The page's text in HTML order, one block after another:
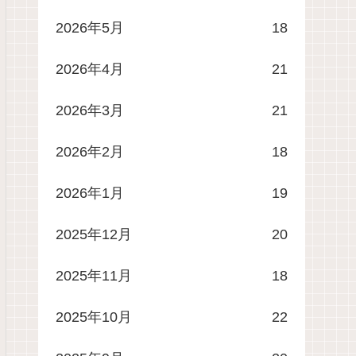
2026年5月 18
2026年4月 21
2026年3月 21
2026年2月 18
2026年1月 19
2025年12月 20
2025年11月 18
2025年10月 22